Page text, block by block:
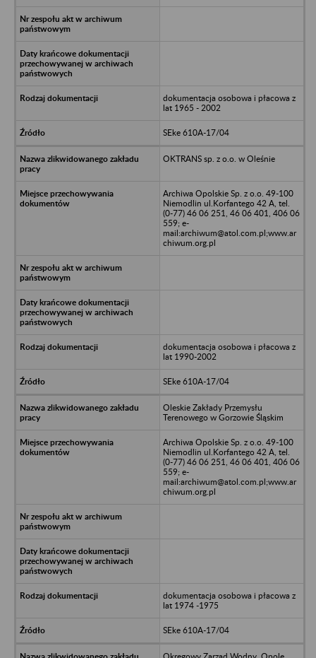
dokumentacja osobowa i płacowa z
lat 1965 - 2002
SEke 610A-17/04
OKTRANS sp. z o.o. w Oleśnie
Archiwa Opolskie Sp. z o.o. 49-100
Niemodlin ul.Korfantego 42 A, tel.
(0-77) 46 06 251, 46 06 401, 406 06
559; e-
mail:archiwum@atol.com.pl;www.ar
chiwum.org.pl
dokumentacja osobowa i płacowa z
lat 1990-2002
SEke 610A-17/04
Oleskie Zakłady Przemysłu
Terenowego w Gorzowie Śląskim
Archiwa Opolskie Sp. z o.o. 49-100
Niemodlin ul.Korfantego 42 A, tel.
(0-77) 46 06 251, 46 06 401, 406 06
559; e-
mail:archiwum@atol.com.pl;www.ar
chiwum.org.pl
dokumentacja osobowa i płacowa z
lat 1974 -1975
SEke 610A-17/04